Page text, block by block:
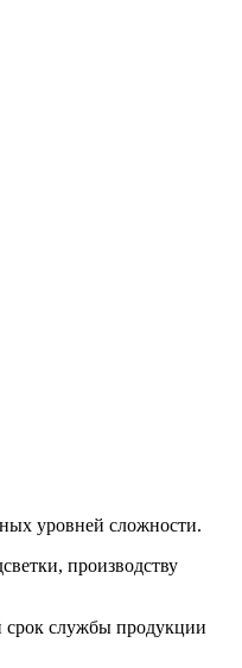
уровней сложности.
производству
срок службы продукции